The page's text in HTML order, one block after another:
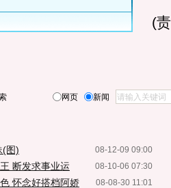
(
网页 新闻
08-12-09 09:00
(图)
08-10-06 07:30
断发求事业运
08-08-30 11:01
怀念好搭档阿娇